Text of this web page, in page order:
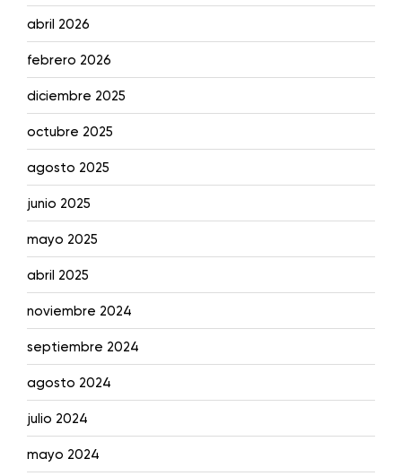
abril 2026
febrero 2026
diciembre 2025
octubre 2025
agosto 2025
junio 2025
mayo 2025
abril 2025
noviembre 2024
septiembre 2024
agosto 2024
julio 2024
mayo 2024